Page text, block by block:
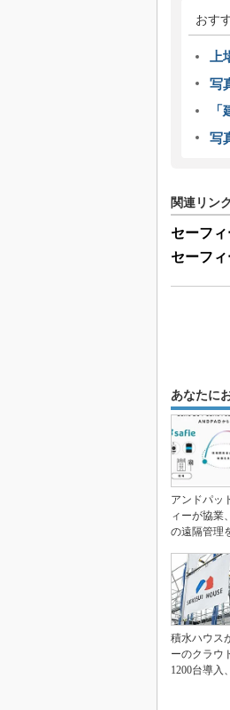
おす
写
写
関連リンク
セーフィ
セーフ
あなたに
アンドパッ
ィーが協業
の遠隔管理
積水ハウス
ーのクラウ
1200台導入